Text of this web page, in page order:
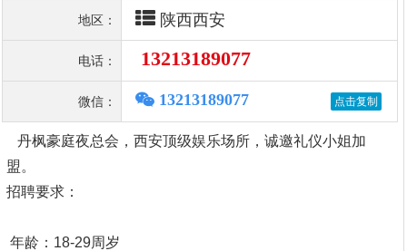
地区： 陕西西安
电话： 13213189077
微信： 13213189077
丹枫豪庭夜总会，西安顶级娱乐场所，诚邀礼仪小姐加
盟。
招聘要求：
年龄：18-29周岁